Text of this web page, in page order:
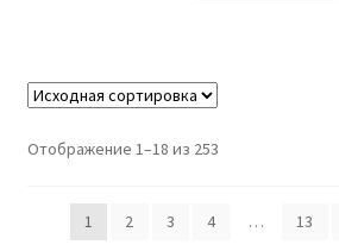
Отображение 1–18 из 253
1 2 3 4 … 13